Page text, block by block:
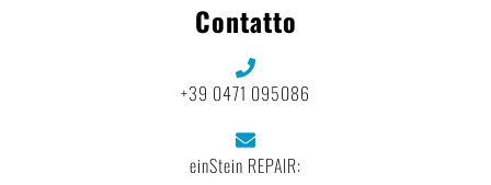
Contatto
+39 0471 095086
einStein REPAIR: